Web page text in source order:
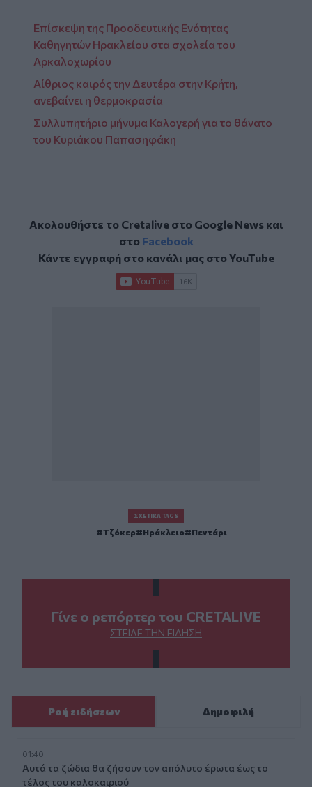
Επίσκεψη της Προοδευτικής Ενότητας
Καθηγητών Ηρακλείου στα σχολεία του
Αρκαλοχωρίου
Αίθριος καιρός την Δευτέρα στην Κρήτη,
ανεβαίνει η θερμοκρασία
Συλλυπητήριo μήνυμα Καλογερή για το θάνατο
του Κυριάκου Παπασηφάκη
Ακολουθήστε το Cretalive στο Google Newsκαι
στο Facebook
Κάντε εγγραφή στο κανάλι μας στοYouTube
ΣΧΕΤΙΚΆ TAGS
Τζόκερ Ηράκλειο Πεντάρι
Γίνε ο ρεπόρτερ του CRETALIVE
ΣΤΕΊΛΕ ΤΗΝ ΕΊΔΗΣΗ
Ροή ειδήσεων Δημοφιλή
01:40
Αυτά τα ζώδια θα ζήσουν τον απόλυτο έρωτα έως το
τέλος του καλοκαιριού